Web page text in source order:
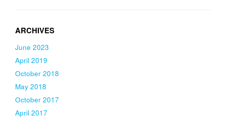
June 2023
April 2019
October 2018
May 2018
October 2017
April 2017